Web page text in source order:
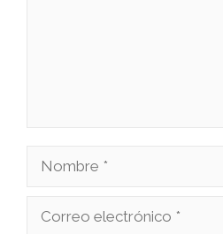
Nombre
Correo